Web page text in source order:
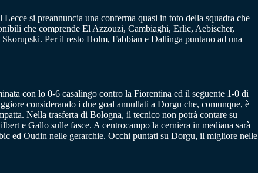
si preannuncia una conferma quasi in toto della squadra che
che comprende El Azzouzi, Cambiaghi, Erlic, Aebischer,
Per il resto Holm, Fabbian e Dallinga puntano ad una
con lo 0-6 casalingo contro la Fiorentina ed il seguente 1-0 di
considerando i due goal annullati a Dorgu che, comunque, è
Nella trasferta di Bologna, il tecnico non potrà contare su
e Gallo sulle fasce. A centrocampo la cerniera in mediana sarà
ed Oudin nelle gerarchie. Occhi puntati su Dorgu, il migliore nelle